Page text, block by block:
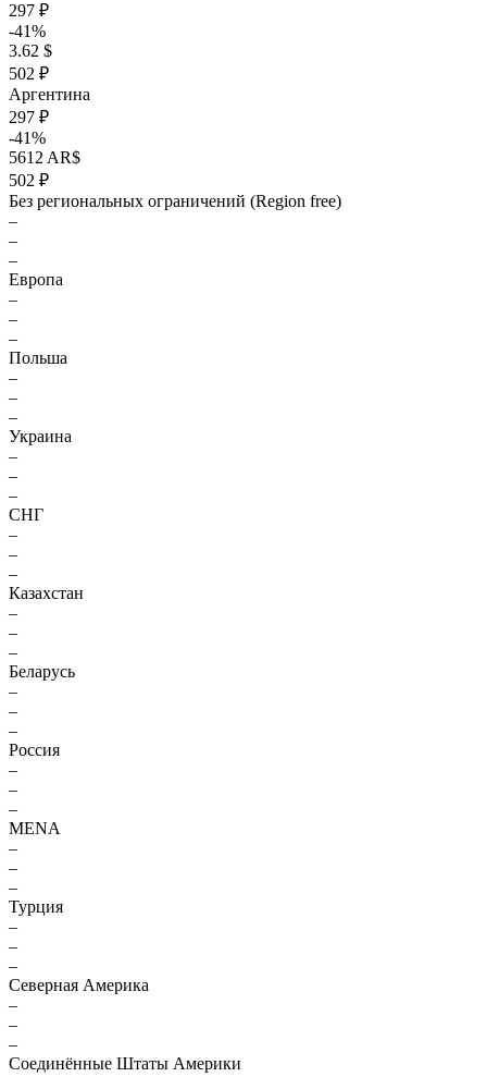
297 ₽
-41%
3.62 $
502 ₽
Аргентина
297 ₽
-41%
5612 AR$
502 ₽
Без региональных ограничений (Region free)
–
–
–
Европа
–
–
–
Польша
–
–
–
Украина
–
–
–
СНГ
–
–
–
Казахстан
–
–
–
Беларусь
–
–
–
Россия
–
–
–
MENA
–
–
–
Турция
–
–
–
Северная Америка
–
–
–
Соединённые Штаты Америки